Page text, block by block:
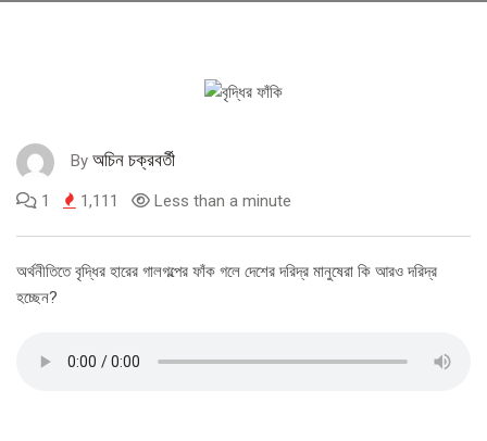
By অচিন চক্রবর্তী
1 1,111 Less than a minute
অর্থনীতিতে বৃদ্ধির হারের গালগল্পের ফাঁক গলে দেশের দরিদ্র মানুষেরা কি আরও দরিদ্র
হচ্ছেন?